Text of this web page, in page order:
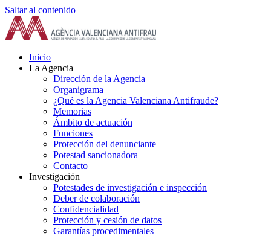
Saltar al contenido
Inicio
La Agencia
Dirección de la Agencia
Organigrama
¿Qué es la Agencia Valenciana Antifraude?
Memorias
Ámbito de actuación
Funciones
Protección del denunciante
Potestad sancionadora
Contacto
Investigación
Potestades de investigación e inspección
Deber de colaboración
Confidencialidad
Protección y cesión de datos
Garantías procedimentales